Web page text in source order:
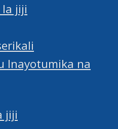
jiji
Inayotumika na
jiji